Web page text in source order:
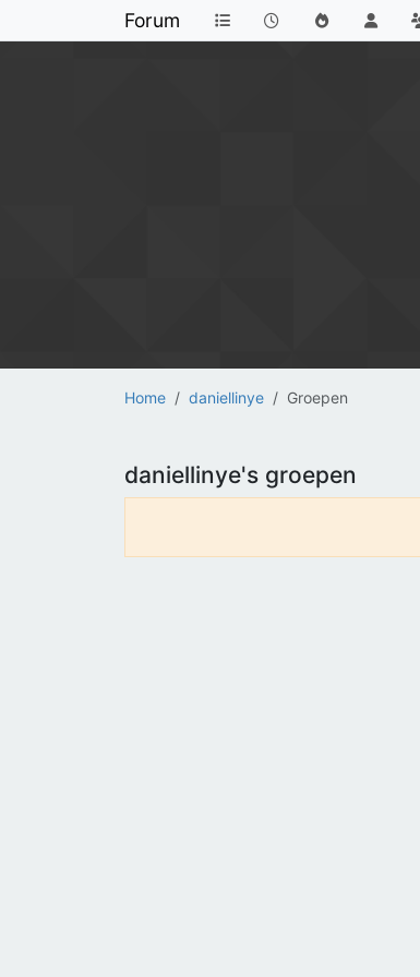
Forum
Home daniellinye Groepen
daniellinye's groepen